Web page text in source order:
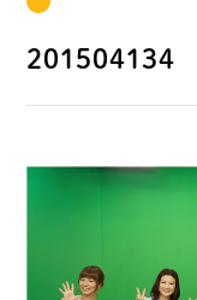
201504134